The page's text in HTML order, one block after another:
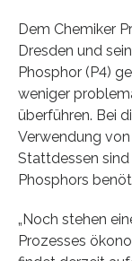
Dem Chemiker
Dresden und
Phosphor (P4)
weniger
überführen. Bei
Verwendung
Stattdessen
Phosphors
„Noch stehen
Prozesses